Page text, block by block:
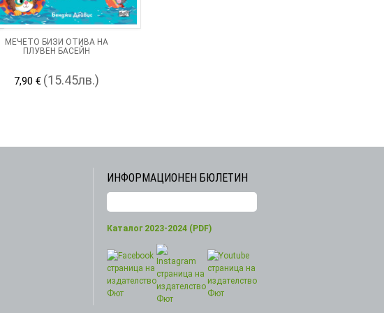
МЕЧЕТО БИЗИ ОТИВА НА
ПЛУВЕН БАСЕЙН
7,90 € (15.45лв.)
ИНФОРМАЦИОНЕН БЮЛЕТИН
Каталог 2023-2024 (PDF)